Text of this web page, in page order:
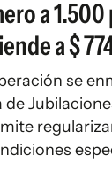
a
a $
se
de